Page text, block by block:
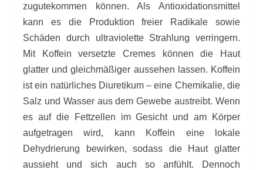
zugutekommen können. Als Antioxidationsmittel
kann es die Produktion freier Radikale sowie
Schäden durch ultraviolette Strahlung verringern.
Mit Koffein versetzte Cremes können die Haut
glatter und gleichmäßiger aussehen lassen. Koffein
ist ein natürliches Diuretikum – eine Chemikalie, die
Salz und Wasser aus dem Gewebe austreibt. Wenn
es auf die Fettzellen im Gesicht und am Körper
aufgetragen wird, kann Koffein eine lokale
Dehydrierung bewirken, sodass die Haut glatter
aussieht und sich auch so anfühlt. Dennoch